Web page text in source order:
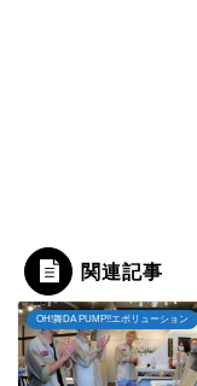
関連記事
OH!舞DA PUMP!!エボリューション